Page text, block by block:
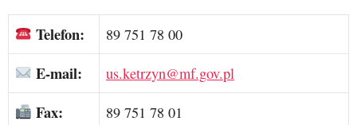
Telefon: 89 751 78 00
E-mail: us.ketrzyn@mf.gov.pl
Fax: 89 751 78 01